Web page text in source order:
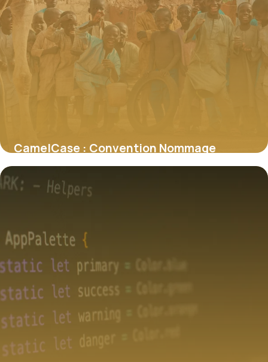
CamelCase : Convention Nommage
Programmation
30 mai 2026